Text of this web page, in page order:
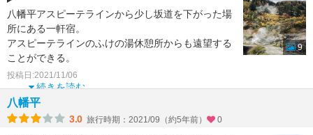
八幡平アスピーテラインから少し坂道を下がった場
所にある一軒宿。
アスピーテラインのふけの湯休憩所からも遠望する
ことができる。
館内に内風呂、露天風呂があるが、本館の玄関から
スリッパで数分歩く宿の前
続きを読む
投稿日:2021/11/06
9
八幡平
3.0 旅行時期：2021/09（約5年前） 0